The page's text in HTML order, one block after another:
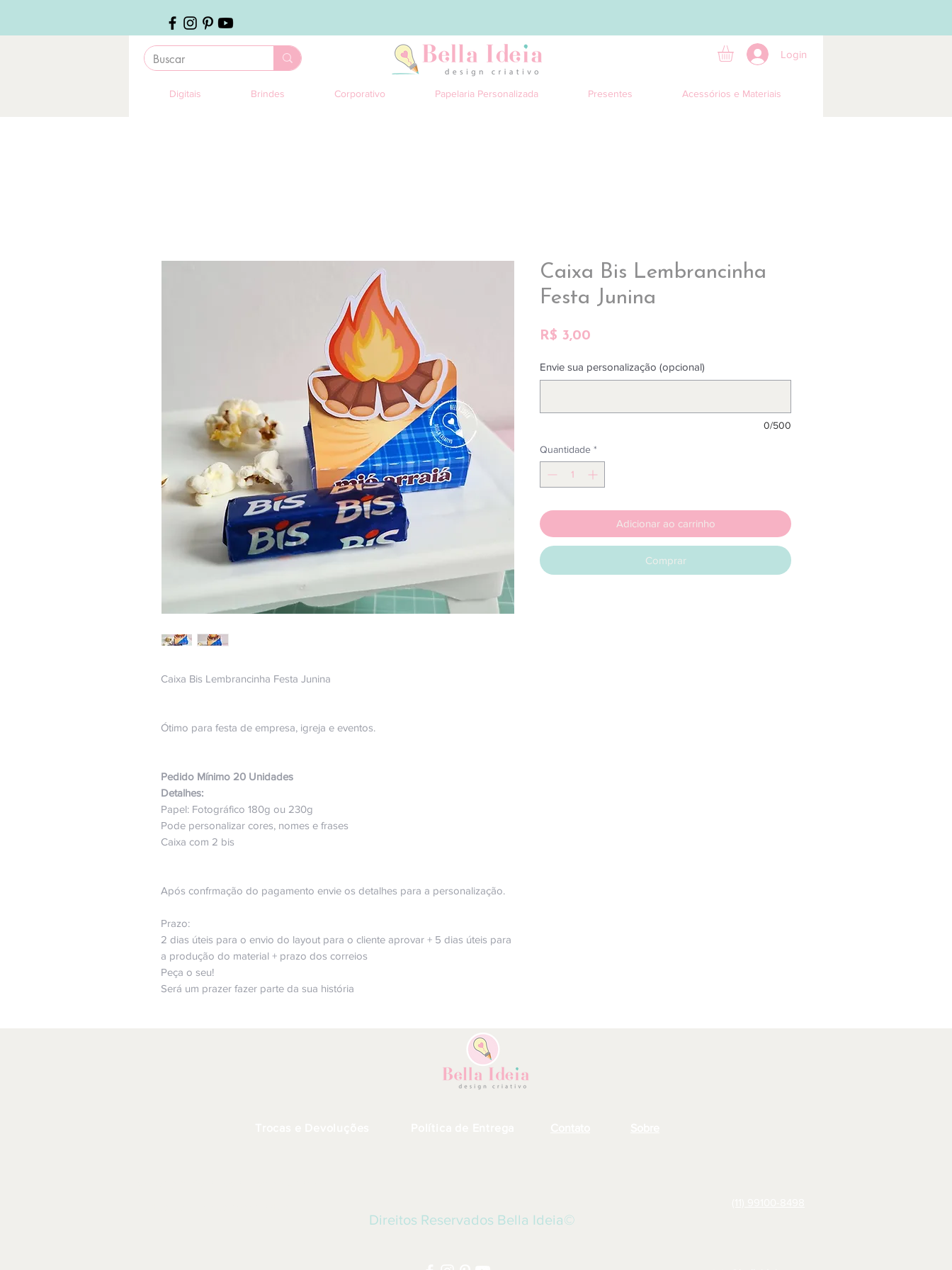
Login
Digitais Brindes Corporativo Papelaria Personalizada Presentes Acessórios e Materiais
Caixa Bis Lembrancinha Festa Junina
Ótimo para festa de empresa, igreja e eventos.
Pedido Mínimo 20 Unidades
Detalhes:
Papel: Fotográfico 180g ou 230g
Pode personalizar cores, nomes e frases
Caixa com 2 bis
Após confrmação do pagamento envie os detalhes para a personalização.
Prazo:
2 dias úteis para o envio do layout para o cliente aprovar + 5 dias úteis para
a produção do material + prazo dos correios
Peça o seu!
Será um prazer fazer parte da sua história
Caixa Bis Lembrancinha
Festa Junina
R$ 3,00
Envie sua personalização (opcional)
0/500
Quantidade *
Adicionar ao carrinho
Comprar
Direitos Reservados Bella Ideia©